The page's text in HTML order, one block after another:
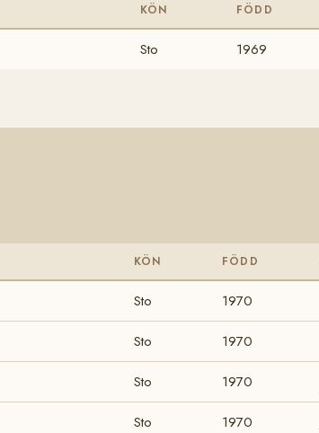
KÖN FÖDD
Sto 1969
KÖN FÖDD
Sto 1970
Sto 1970
Sto 1970
Sto 1970